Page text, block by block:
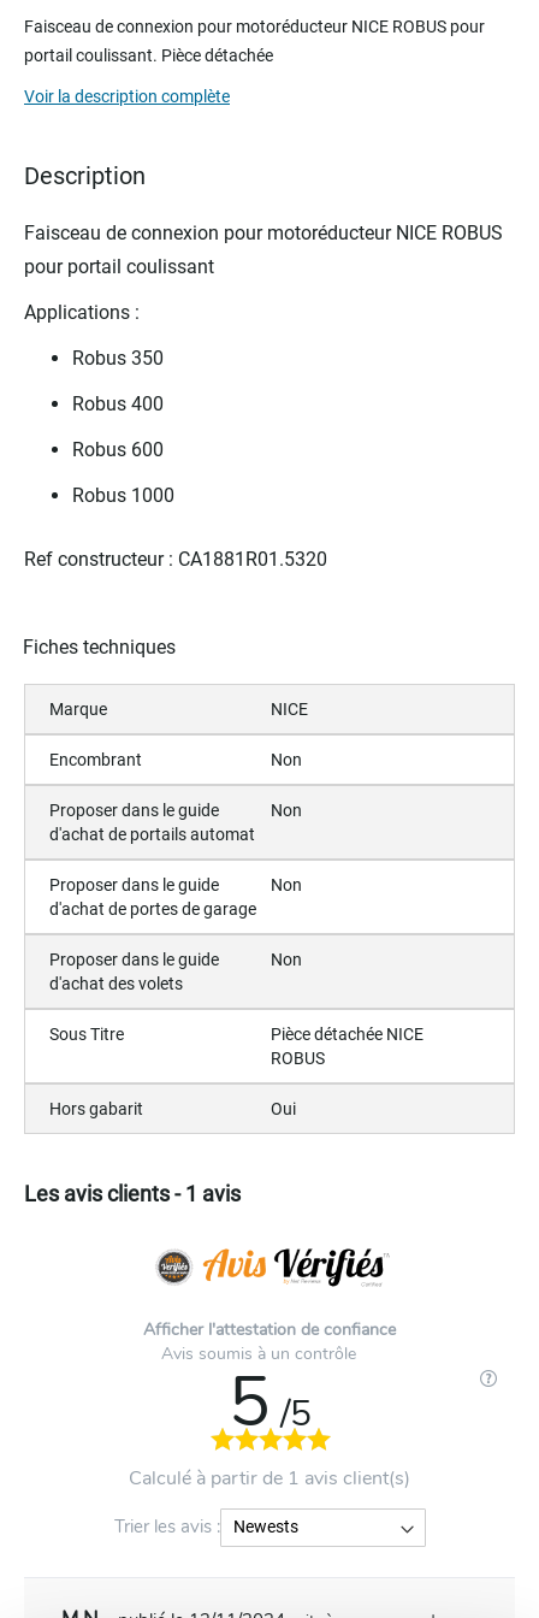
to
beginning
of
gallery
Faisceau de connexion pour motoréducteur NICE ROBUS pour
portail coulissant. Pièce détachée
Voir la description complète
Description
Faisceau de connexion pour motoréducteur NICE ROBUS
pour portail coulissant
Applications :
Robus 350
Robus 400
Robus 600
Robus 1000
Ref constructeur : CA1881R01.5320
Fiches techniques
Marque NICE
Encombrant Non
Proposer dans le guide
d'achat de portails automat
Non
Proposer dans le guide
d'achat de portes de garage
Non
Proposer dans le guide
d'achat des volets
Non
Sous Titre
Pièce détachée NICE
ROBUS
Hors gabarit Oui
Les avis clients - 1 avis
Afficher l'attestation de confiance
Avis soumis à un contrôle
5/5
Calculé à partir de 1 avis client(s)
Trier les avis :